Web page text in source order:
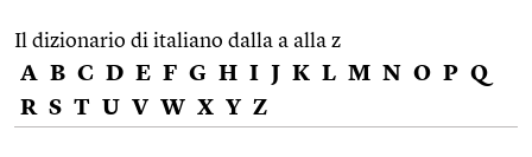
Il dizionario di italiano dalla a alla z
A B C D E F G H I J K L M N O P Q
R S T U V W X Y Z